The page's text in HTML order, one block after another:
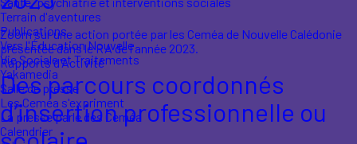
Terrain d'aventures
Publications
Vers l'Éducation Nouvelle
Vie Sociale et Traitements
Yakamedia
Salle de presse
Les Ceméa s'expriment
La presse parle des Ceméa
Calendrier
Zoom sur une action portée par les Ceméa de Nouvelle Calédonie
présentée dans le RA de l'année 2023.
Rapports d'Activité
Des parcours coordonnés
d’insertion professionnelle ou